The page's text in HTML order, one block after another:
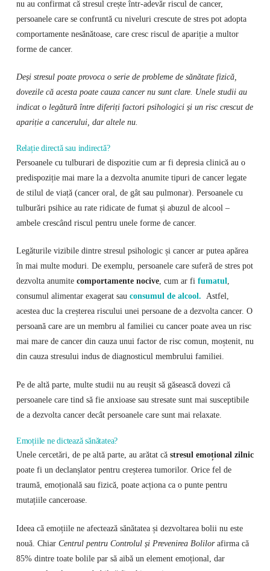
nu au confirmat că stresul crește într-adevăr riscul de cancer,
persoanele care se confruntă cu niveluri crescute de stres pot adopta
comportamente nesănătoase, care cresc riscul de apariție a multor
forme de cancer.
Deși stresul poate provoca o serie de probleme de sănătate fizică,
dovezile că acesta poate cauza cancer nu sunt clare. Unele studii au
indicat o legătură între diferiți factori psihologici și un risc crescut de
apariție a cancerului, dar altele nu.
Relație directă sau indirectă?
Persoanele cu tulburari de dispozitie cum ar fi depresia clinică au o
predispoziție mai mare la a dezvolta anumite tipuri de cancer legate
de stilul de viață (cancer oral, de gât sau pulmonar). Persoanele cu
tulburări psihice au rate ridicate de fumat și abuzul de alcool –
ambele crescând riscul pentru unele forme de cancer.
Legăturile vizibile dintre stresul psihologic și cancer ar putea apărea
în mai multe moduri. De exemplu, persoanele care suferă de stres pot
dezvolta anumite comportamente nocive, cum ar fi fumatul,
consumul alimentar exagerat sau consumul de alcool. Astfel,
acestea duc la creșterea riscului unei persoane de a dezvolta cancer. O
persoană care are un membru al familiei cu cancer poate avea un risc
mai mare de cancer din cauza unui factor de risc comun, moștenit, nu
din cauza stresului indus de diagnosticul membrului familiei.
Pe de altă parte, multe studii nu au reușit să găsească dovezi că
persoanele care tind să fie anxioase sau stresate sunt mai susceptibile
de a dezvolta cancer decât persoanele care sunt mai relaxate.
Emoțiile ne dictează sănătatea?
Unele cercetări, de pe altă parte, au arătat că stresul emoțional zilnic
poate fi un declanșlator pentru creșterea tumorilor. Orice fel de
traumă, emoțională sau fizică, poate acționa ca o punte pentru
mutațiile canceroase.
Ideea că emoțiile ne afectează sănătatea și dezvoltarea bolii nu este
nouă. Chiar Centrul pentru Controlul și Prevenirea Bolilorafirma că
85% dintre toate bolile par să aibă un element emoțional, dar